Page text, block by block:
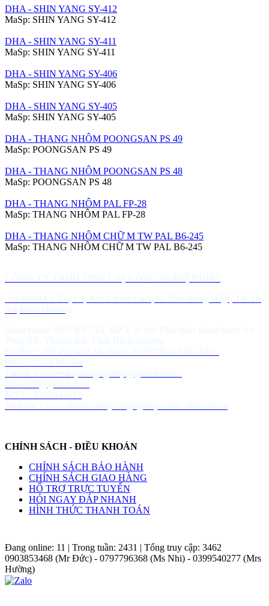
DHA - SHIN YANG SY-412
MaSp: SHIN YANG SY-412
DHA - SHIN YANG SY-411
MaSp: SHIN YANG SY-411
DHA - SHIN YANG SY-406
MaSp: SHIN YANG SY-406
DHA - SHIN YANG SY-405
MaSp: SHIN YANG SY-405
DHA - THANG NHÔM POONGSAN PS 49
MaSp: POONGSAN PS 49
DHA - THANG NHÔM POONGSAN PS 48
MaSp: POONGSAN PS 48
DHA - THANG NHÔM PAL FP-28
MaSp: THANG NHÔM PAL FP-28
DHA - THANG NHÔM CHỮ M TW PAL B6-245
MaSp: THANG NHÔM CHỮ M TW PAL B6-245
CHÍNH SÁCH - ĐIỀU KHOẢN
CHÍNH SÁCH BẢO HÀNH
CHÍNH SÁCH GIAO HÀNG
HỔ TRỢ TRỰC TUYẾN
HỎI NGAY ĐÁP NHANH
HÌNH THỨC THANH TOÁN
Đang online: 11 | Trong tuần: 2431 | Tổng truy cập: 3462
0903853468 (Mr Đức) - 0797796368 (Ms Nhi) - 0399540277 (Mrs
Hường)